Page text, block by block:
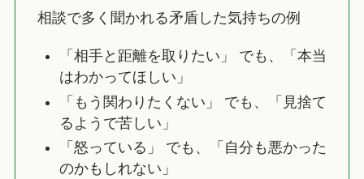
相談で多く聞かれる矛盾した気持ちの例
「相手と距離を取りたい」 でも、「本当
はわかってほしい」
「もう関わりたくない」 でも、「見捨て
るようで苦しい」
「怒っている」 でも、「自分も悪かった
のかもしれない」